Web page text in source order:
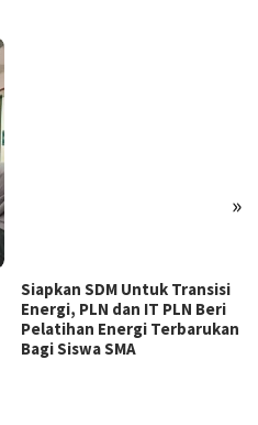
»
Siapkan SDM Untuk Transisi
Energi, PLN dan IT PLN Beri
Pelatihan Energi Terbarukan
Bagi Siswa SMA